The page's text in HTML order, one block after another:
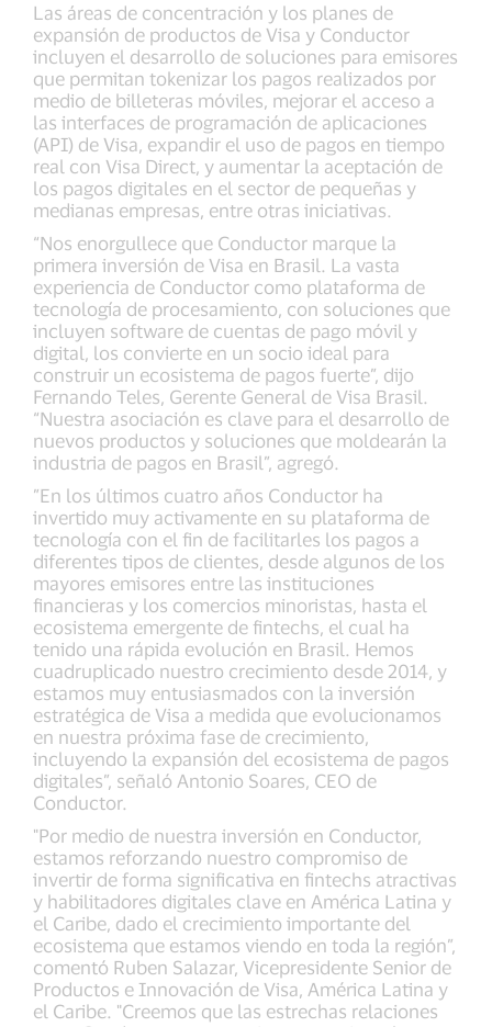
Las áreas de concentración y los planes de
expansión de productos de Visa y Conductor
incluyen el desarrollo de soluciones para emisores
que permitan tokenizar los pagos realizados por
medio de billeteras móviles, mejorar el acceso a
las interfaces de programación de aplicaciones
(API) de Visa, expandir el uso de pagos en tiempo
real con Visa Direct, y aumentar la aceptación de
los pagos digitales en el sector de pequeñas y
medianas empresas, entre otras iniciativas.
“Nos enorgullece que Conductor marque la
primera inversión de Visa en Brasil. La vasta
experiencia de Conductor como plataforma de
tecnología de procesamiento, con soluciones que
incluyen software de cuentas de pago móvil y
digital, los convierte en un socio ideal para
construir un ecosistema de pagos fuerte”, dijo
Fernando Teles, Gerente General de Visa Brasil.
“Nuestra asociación es clave para el desarrollo de
nuevos productos y soluciones que moldearán la
industria de pagos en Brasil”, agregó.
”En los últimos cuatro años Conductor ha
invertido muy activamente en su plataforma de
tecnología con el fin de facilitarles los pagos a
diferentes tipos de clientes, desde algunos de los
mayores emisores entre las instituciones
financieras y los comercios minoristas, hasta el
ecosistema emergente de fintechs, el cual ha
tenido una rápida evolución en Brasil. Hemos
cuadruplicado nuestro crecimiento desde 2014, y
estamos muy entusiasmados con la inversión
estratégica de Visa a medida que evolucionamos
en nuestra próxima fase de crecimiento,
incluyendo la expansión del ecosistema de pagos
digitales”, señaló Antonio Soares, CEO de
Conductor.
"Por medio de nuestra inversión en Conductor,
estamos reforzando nuestro compromiso de
invertir de forma significativa en fintechs atractivas
y habilitadores digitales clave en América Latina y
el Caribe, dado el crecimiento importante del
ecosistema que estamos viendo en toda la región”,
comentó Ruben Salazar, Vicepresidente Senior de
Productos e Innovación de Visa, América Latina y
el Caribe. "Creemos que las estrechas relaciones